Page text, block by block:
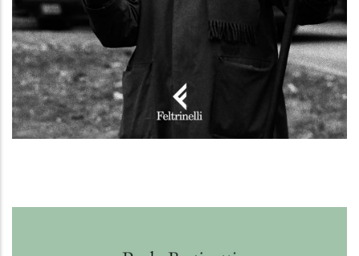
Le nozze coi fichi secchi
Don Lorenzo, qualcosa da ridire